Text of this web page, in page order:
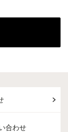
合わせ